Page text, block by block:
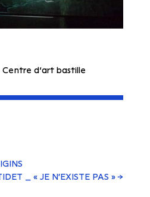
d’art bastille
_ « JE N'EXISTE PAS »→